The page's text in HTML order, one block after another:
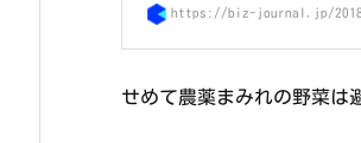
https://biz-journal.jp/2018/
せめて農薬まみれの野菜は